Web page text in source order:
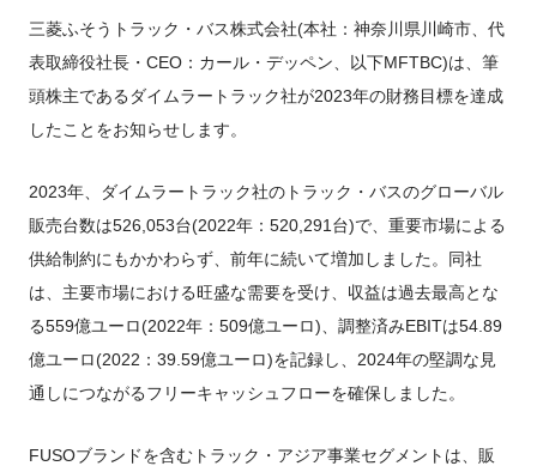
大型トラック
三菱ふそうトラック・バス株式会社(本社：神奈川県川崎市、代
表取締役社長・CEO：カール・デッペン、以下MFTBC)は、筆
頭株主であるダイムラートラック社が2023年の財務目標を達成
したことをお知らせします。
2023年、ダイムラートラック社のトラック・バスのグローバル
販売台数は526,053台(2022年：520,291台)で、重要市場による
供給制約にもかかわらず、前年に続いて増加しました。同社
は、主要市場における旺盛な需要を受け、収益は過去最高とな
る559億ユーロ(2022年：509億ユーロ)、調整済みEBITは54.89
億ユーロ(2022：39.59億ユーロ)を記録し、2024年の堅調な見
通しにつながるフリーキャッシュフローを確保しました。
FUSOブランドを含むトラック・アジア事業セグメントは、販